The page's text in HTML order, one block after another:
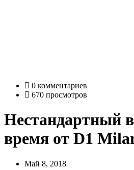
0 комментариев
670 просмотров
Нестандартный
время от D1
Май 8, 2018